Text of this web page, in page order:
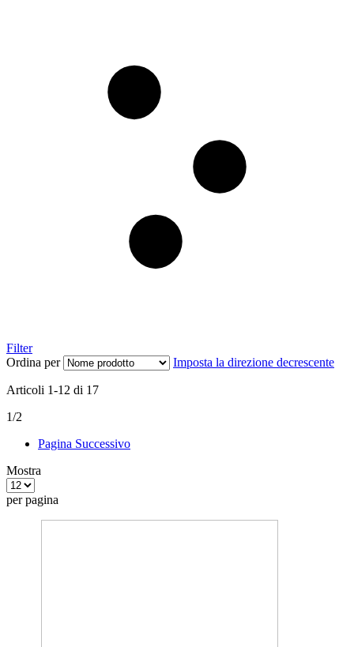
Filter
Ordina per
Imposta la direzione decrescente
Articoli 1-12 di 17
1/2
Pagina Successivo
Mostra
per pagina